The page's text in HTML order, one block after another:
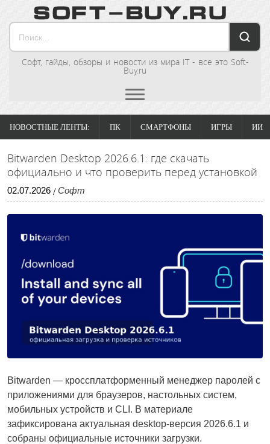
Софт, гайды, обзоры и новости из мира IT - все это Soft-
Buy.ru
НОВОСТНЫЕ ЛЕНТЫ: ПК СМАРТФОНЫ ИГРЫ ИИ
Bitwarden Desktop 2026.6.1: где скачать
официально и что проверить перед установкой
02.07.2026 / Софт
Bitwarden — кроссплатформенный менеджер паролей с
приложениями для браузеров, настольных систем,
мобильных устройств и CLI. В материале
зафиксирована актуальная desktop-версия 2026.6.1 и
собраны официальные источники загрузки.